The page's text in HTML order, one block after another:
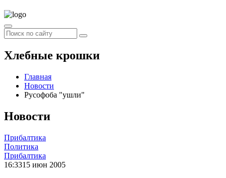
Хлебные крошки
Главная
Новости
Русофоба "ушли"
Новости
Прибалтика
Политика
Прибалтика
16:3315 июн 2005